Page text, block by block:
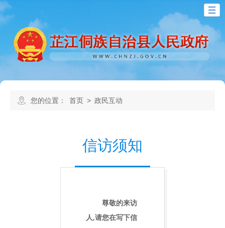
您的位置： 首页 > 政民互动
信访须知
尊敬的来访
人,请您在写下信